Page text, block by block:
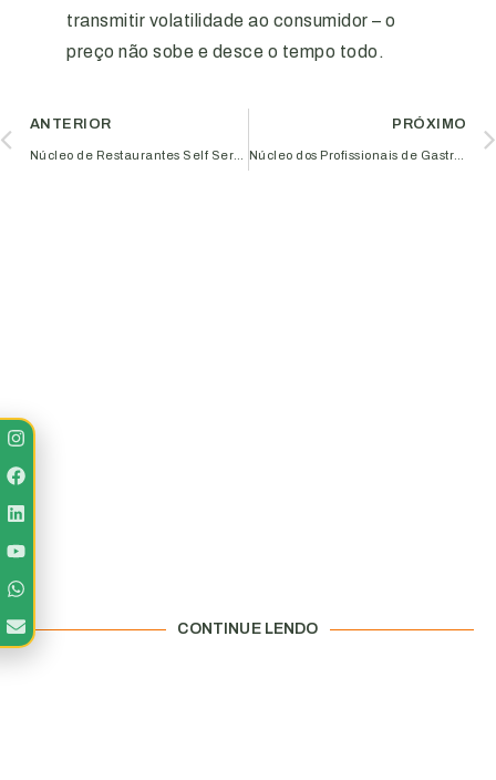
transmitir volatilidade ao consumidor – o
preço não sobe e desce o tempo todo.
ANTERIOR PRÓXIMO
CONTINUE LENDO